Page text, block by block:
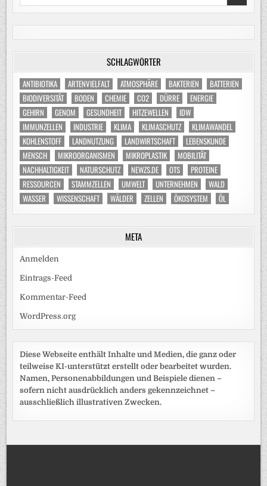
SCHLAGWÖRTER
ANTIBIOTIKA ARTENVIELFALT ATMOSPHÄRE BAKTERIEN
BATTERIEN
BIODIVERSITÄT
BODEN CHEMIE CO2 DÜRRE
ENERGIE
GEHIRN
GENOM GESUNDHEIT HITZEWELLEN
IDW
IMMUNZELLEN
INDUSTRIE KLIMA KLIMASCHUTZ
KLIMAWANDEL
KOHLENSTOFF
LANDNUTZUNG LANDWIRTSCHAFT
LEBENSKUNDE
MENSCH
MIKROORGANISMEN MIKROPLASTIK
MOBILITÄT
NACHHALTIGKEIT
NATURSCHUTZ NEWZS.DE OTS
PROTEINE
RESSOURCEN
STAMMZELLEN UMWELT UNTERNEHMEN
WALD
WASSER
WISSENSCHAFT WÄLDER ZELLEN ÖKOSYSTEM ÖL
META
Anmelden
Eintrags-Feed
Kommentar-Feed
WordPress.org
Diese Webseite enthält Inhalte und Medien, die ganz oder
teilweise KI-unterstützt erstellt oder bearbeitet wurden.
Namen, Personenabbildungen und Beispiele dienen –
sofern nicht ausdrücklich anders gekennzeichnet –
ausschließlich illustrativen Zwecken.